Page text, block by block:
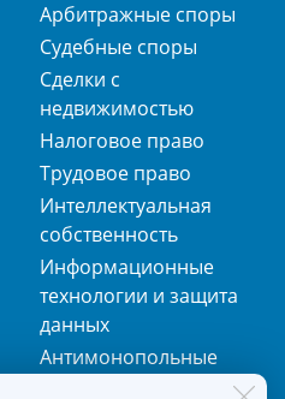
Арбитражные споры
Судебные споры
Сделки с
недвижимостью
Налоговое право
Трудовое право
Интеллектуальная
собственность
Информационные
технологии и защита
данных
Антимонопольные